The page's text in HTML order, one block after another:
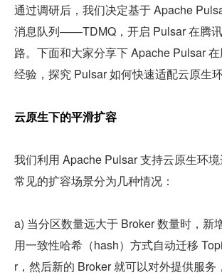
通过调研后，我们决定基于 Apache
消息队列——TDMQ，开启 Pulsar 在腾
路。下面和大家分享下 Apache Pulsar
经验，探究 Pulsar 如何快速适配云原生
云原生下的平滑扩容
我们利用 Apache Pulsar 支持云原生环境
常见的扩容场景分为几种情况：
a) 当分区数量远大于 Broker 数量时，新
用一致性哈希（hash）方式自动迁移
r，然后新的 Broker 就可以对外提供服务